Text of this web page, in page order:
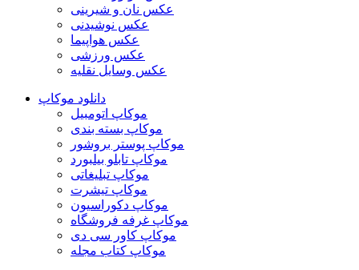
عکس نان و شیرینی
عکس نوشیدنی
عکس هواپیما
عکس ورزشی
عکس وسایل نقلیه
دانلود موکاپ
موکاپ اتومبیل
موکاپ بسته بندی
موکاپ پوستر بروشور
موکاپ تابلو بیلبورد
موکاپ تبلیغاتی
موکاپ تیشرت
موکاپ دکوراسیون
موکاپ غرفه فروشگاه
موکاپ کاور سی دی
موکاپ کتاب مجله